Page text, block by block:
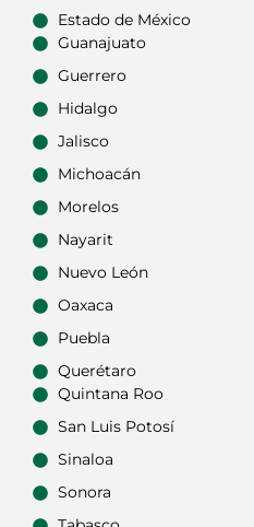
Estado de México
Guanajuato
Guerrero
Hidalgo
Jalisco
Michoacán
Morelos
Nayarit
Nuevo León
Oaxaca
Puebla
Querétaro
Quintana Roo
San Luis Potosí
Sinaloa
Sonora